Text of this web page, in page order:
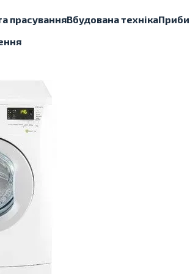
прасуванняВбудована техніка